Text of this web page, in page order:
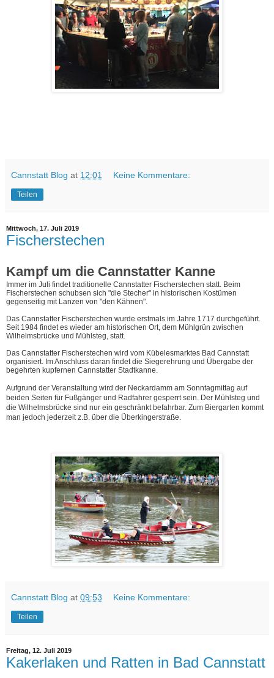
Cannstatt Blog at 12:01 Keine Kommentare:
Teilen
Mittwoch, 17. Juli 2019
Fischerstechen
Kampf um die Cannstatter Kanne
Immer im Juli findet traditionelle Cannstatter Fischerstechen statt. Beim
Fischerstechen schubsen sich "die Stecher" in historischen Kostümen
gegenseitig mit Lanzen von "den Kähnen".
Das Cannstatter Fischerstechen wurde erstmals im Jahre 1717 durchgeführt.
Seit 1984 findet es wieder am historischen Ort, dem Mühlgrün zwischen
Wilhelmsbrücke und Mühlsteg, statt.
Das Cannstatter Fischerstechen wird vom Kübelesmarktes Bad Cannstatt
organisiert. Im Anschluss daran findet die Siegerehrung und Übergabe der
begehrten kupfernen Cannstatter Stadtkanne.
Aufgrund der Veranstaltung wird der Neckardamm am Sonntagmittag auf
beiden Seiten für Fußgänger und Radfahrer gesperrt sein. Der Mühlsteg und
die Wilhelmsbrücke sind nur ein geschränkt befahrbar. Zum Biergarten kommt
man jedoch jederzeit z.B. über die Überkingerstraße.
Cannstatt Blog at 09:53 Keine Kommentare:
Teilen
Freitag, 12. Juli 2019
Kakerlaken und Ratten in Bad Cannstatt